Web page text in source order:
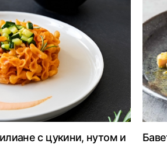
с цукини, нутом и